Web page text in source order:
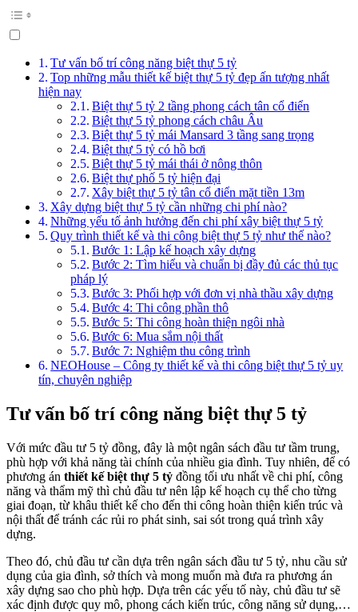
Tư vấn bố trí công năng biệt thự 5 tỷ
Top những mẫu thiết kế biệt thự 5 tỷ đẹp ấn tượng nhất
hiện nay
Biệt thự 5 tỷ 2 tầng phong cách tân cổ điển
Biệt thự 5 tỷ phong cách châu Âu
Biệt thự 5 tỷ mái Mansard 3 tầng sang trọng
Biệt thự 5 tỷ có hồ bơi
Biệt thự 5 tỷ mái thái ở nông thôn
Biệt thự phố 5 tỷ hiện đại
Xây biệt thự 5 tỷ tân cổ điển mặt tiền 13m
Xây dựng biệt thự 5 tỷ cần những chi phí nào?
Những yếu tố ảnh hưởng đến chi phí xây biệt thự 5 tỷ
Quy trình thiết kế và thi công biệt thự 5 tỷ như thế nào?
Bước 1: Lập kế hoạch xây dựng
Bước 2: Tìm hiểu và chuẩn bị đầy đủ các thủ tục
pháp lý
Bước 3: Phối hợp với đơn vị nhà thầu xây dựng
Bước 4: Thi công phần thô
Bước 5: Thi công hoàn thiện ngôi nhà
Bước 6: Mua sắm nội thất
Bước 7: Nghiệm thu công trình
NEOHouse – Công ty thiết kế và thi công biệt thự 5 tỷ uy
tín, chuyên nghiệp
Tư vấn bố trí công năng biệt thự 5 tỷ
Với mức đầu tư 5 tỷ đồng, đây là một ngân sách đầu tư tầm trung,
phù hợp với khả năng tài chính của nhiều gia đình. Tuy nhiên, để có
phương án thiết kế biệt thự 5 tỷ đồng tối ưu nhất về chi phí, công
năng và thẩm mỹ thì chủ đầu tư nên lập kế hoạch cụ thể cho từng
giai đoạn, từ khâu thiết kế cho đến thi công hoàn thiện kiến trúc và
nội thất để tránh các rủi ro phát sinh, sai sót trong quá trình xây
dựng.
Theo đó, chủ đầu tư cần dựa trên ngân sách đầu tư 5 tỷ, nhu cầu sử
dụng của gia đình, sở thích và mong muốn mà đưa ra phương án
xây dựng sao cho phù hợp. Dựa trên các yếu tố này, chủ đầu tư sẽ
xác định được quy mô, phong cách kiến trúc, công năng sử dụng,…